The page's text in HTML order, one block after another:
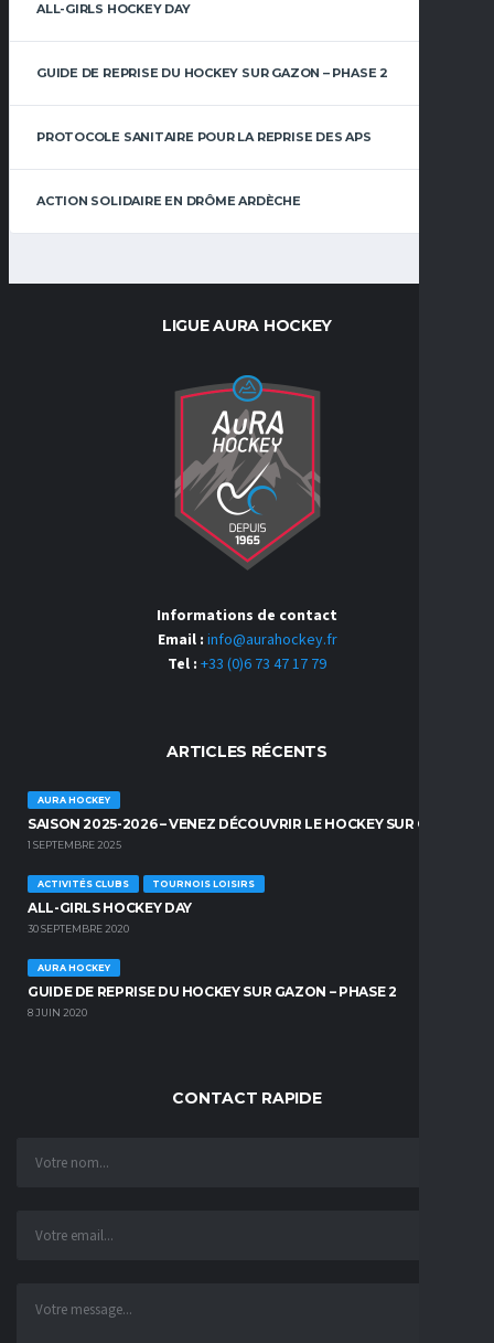
ALL-GIRLS HOCKEY DAY
GUIDE DE REPRISE DU HOCKEY SUR GAZON – PHASE 2
PROTOCOLE SANITAIRE POUR LA REPRISE DES APS
ACTION SOLIDAIRE EN DRÔME ARDÈCHE
LIGUE AURA HOCKEY
Informations de contact
Email : info@aurahockey.fr
Tel : +33 (0)6 73 47 17 79
ARTICLES RÉCENTS
AURA HOCKEY
SAISON 2025-2026 – VENEZ DÉCOUVRIR LE HOCKEY SUR GAZON !
1 SEPTEMBRE 2025
ACTIVITÉS CLUBS TOURNOIS LOISIRS
ALL-GIRLS HOCKEY DAY
30 SEPTEMBRE 2020
AURA HOCKEY
GUIDE DE REPRISE DU HOCKEY SUR GAZON – PHASE 2
8 JUIN 2020
CONTACT RAPIDE